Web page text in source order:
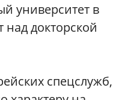
университет в
над докторской
спецслужб,